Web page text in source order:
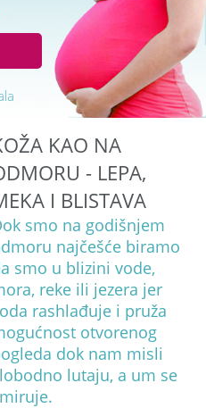
KAO NA
- LEPA,
I BLISTAVA
smo na godišnjem
najčešće biramo
smo u blizini vode,
reke ili jezera jer
rashlađuje i pruža
otvorenog
dok nam misli
lutaju, a um se